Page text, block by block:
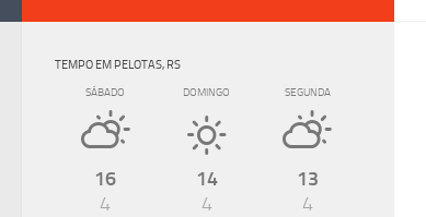
TEMPO EM PELOTAS, RS
SÁBADO
16
4
DOMINGO
14
4
SEGUNDA
13
4